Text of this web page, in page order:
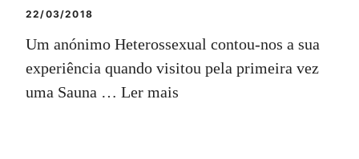
22/03/2018
Um anónimo Heterossexual contou-nos a sua
experiência quando visitou pela primeira vez
uma Sauna … Ler mais